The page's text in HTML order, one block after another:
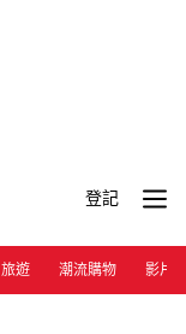
登記
旅遊 潮流購物 影片